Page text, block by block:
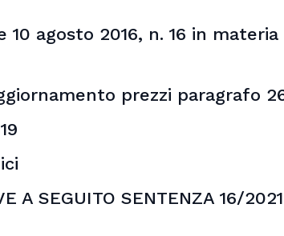
10 agosto 2016, n. 16 in
prezzi paragrafo
A SEGUITO SENTENZA 16/